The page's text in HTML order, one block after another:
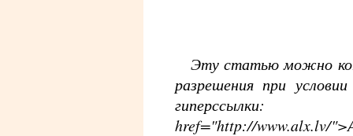
Эту статью можно
разрешения при
href="http://www.alx.lv/